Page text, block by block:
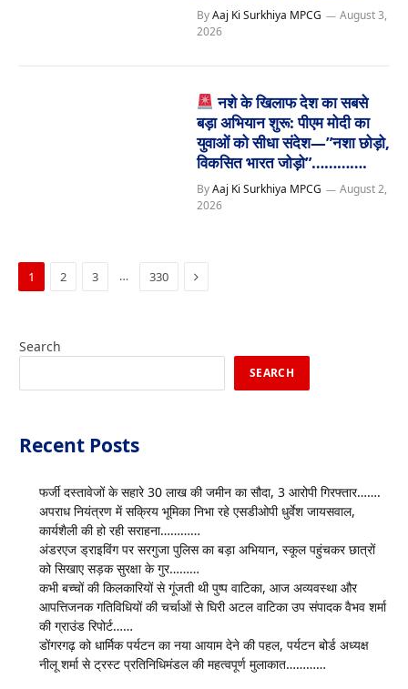
By Aaj Ki Surkhiya MPCG
August 3,
2026
नशे के खिलाफ देश का सबसे
बड़ा अभियान शुरू: पीएम मोदी का
युवाओं को सीधा संदेश—”नशा छोड़ो,
विकसित भारत जोड़ो”………….
By Aaj Ki Surkhiya MPCG
August 2,
2026
1 2 3 … 330 Next
Search
SEARCH
Recent Posts
फर्जी दस्तावेजों के सहारे 30 लाख की जमीन का सौदा, 3 आरोपी गिरफ्तार…….
अपराध नियंत्रण में सक्रिय भूमिका निभा रहे एसडीओपी धुर्वेश जायसवाल,
कार्यशैली की हो रही सराहना…………
अंडरएज ड्राइविंग पर सरगुजा पुलिस का बड़ा अभियान, स्कूल पहुंचकर छात्रों
को सिखाए सड़क सुरक्षा के गुर………
कभी बच्चों की किलकारियों से गूंजती थी पुष्प वाटिका, आज अव्यवस्था और
आपत्तिजनक गतिविधियों की चर्चाओं से घिरी अटल वाटिका उप संपादक वैभव शर्मा
की ग्राउंड रिपोर्ट……
डोंगरगढ़ को धार्मिक पर्यटन का नया आयाम देने की पहल, पर्यटन बोर्ड अध्यक्ष
नीलू शर्मा से ट्रस्ट प्रतिनिधिमंडल की महत्वपूर्ण मुलाकात…………